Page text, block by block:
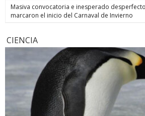
Masiva convocatoria e inesperado
marcaron el inicio del Carnaval de Invierno
CIENCIA